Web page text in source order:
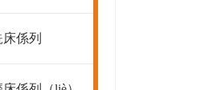
係列